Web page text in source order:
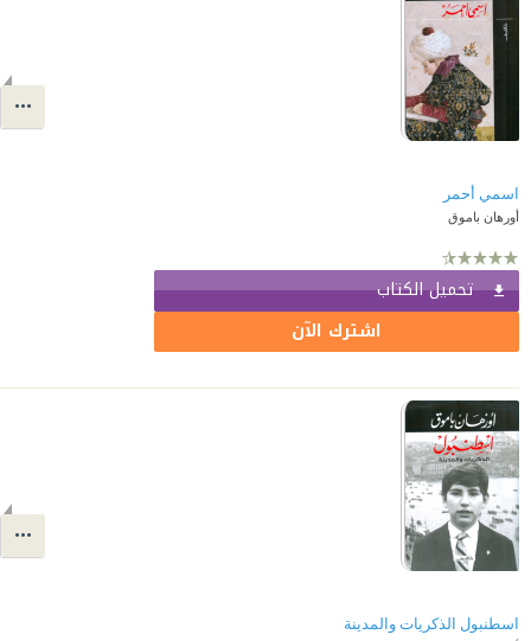
اسمي أحمر
أورهان باموق
تحميل الكتاب
اشترك الآن
اسطنبول الذكريات والمدينة